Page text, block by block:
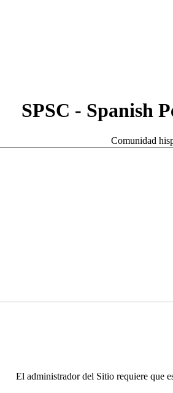
SPSC - Spanish
Comunidad
El administrador del Sitio requiere que